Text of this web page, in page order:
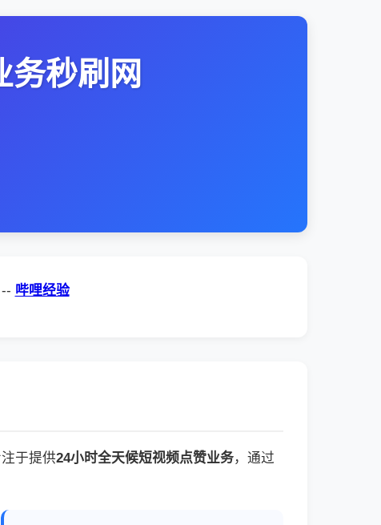
务秒刷网
-- 哔哩经验
于提供24小时全天候短视频点赞业务，通过